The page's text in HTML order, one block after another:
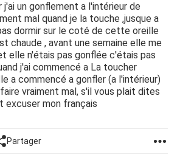
j'ai un gonflement a l'intérieur de
mal quand je la touche ,jusque a
dormir sur le coté de cette oreille
chaude , avant une semaine elle me
elle n'étais pas gonflée c'étais pas
j'ai commencé a La toucher
a commencé a gonfler (a l'intérieur)
vraiment mal, s'il vous plait dites
excuser mon français
Partager